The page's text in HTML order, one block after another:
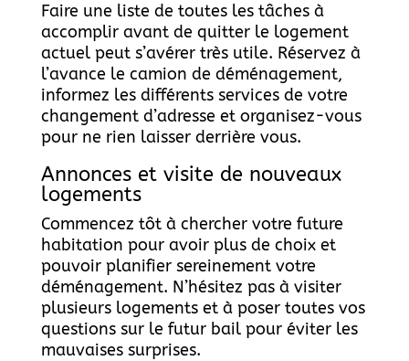
Faire une liste de toutes les tâches à
accomplir avant de quitter le logement
actuel peut s’avérer très utile. Réservez à
l’avance le camion de déménagement,
informez les différents services de votre
changement d’adresse et organisez-vous
pour ne rien laisser derrière vous.
Annonces et visite de nouveaux
logements
Commencez tôt à chercher votre future
habitation pour avoir plus de choix et
pouvoir planifier sereinement votre
déménagement. N’hésitez pas à visiter
plusieurs logements et à poser toutes vos
questions sur le futur bail pour éviter les
mauvaises surprises.